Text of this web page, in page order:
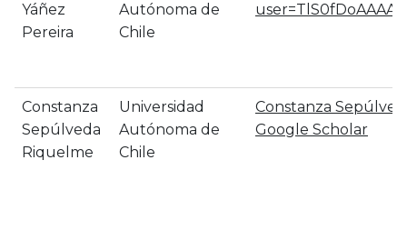
Yáñez
Pereira
Autónoma de
Chile
Constanza
Sepúlveda
Riquelme
Universidad
Autónoma de
Chile
‪Constanza
‪Google Scholar